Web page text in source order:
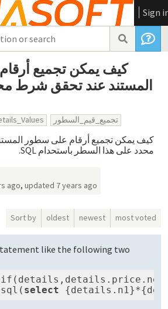
Sign
كيف يمكن تجميع
المستند عند تحقق شرط
تجميع_قيم_السطور
كيف يمكن تجميع أرقام على سطور
محدد على هذا السطر باستحدام SQL.
ago, updated 7 years ago
Sort by oldest newest most voted
statement like the following two
select